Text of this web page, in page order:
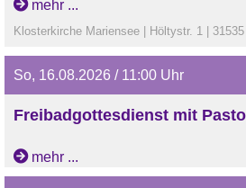
mehr ...
Klosterkirche Mariensee | Höltystr. 1 |
So, 16.08.2026 / 11:00 Uhr
Freibadgottesdienst mit
Freibad Nöpke
mehr ...